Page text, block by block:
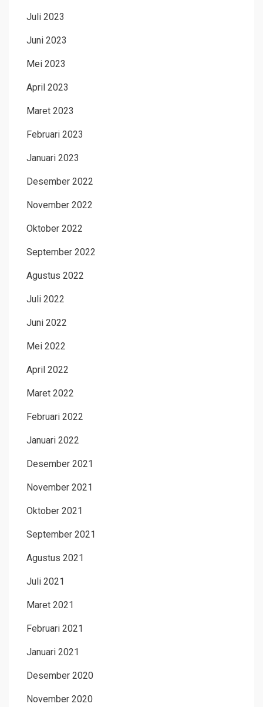
Juli 2023
Juni 2023
Mei 2023
April 2023
Maret 2023
Februari 2023
Januari 2023
Desember 2022
November 2022
Oktober 2022
September 2022
Agustus 2022
Juli 2022
Juni 2022
Mei 2022
April 2022
Maret 2022
Februari 2022
Januari 2022
Desember 2021
November 2021
Oktober 2021
September 2021
Agustus 2021
Juli 2021
Maret 2021
Februari 2021
Januari 2021
Desember 2020
November 2020